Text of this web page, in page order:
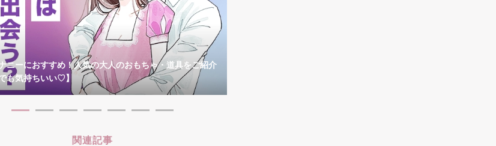
ニーにおすすめ！人気の大人のおもちゃ・道具をご紹介
も気持ちいい♡】
関連記事